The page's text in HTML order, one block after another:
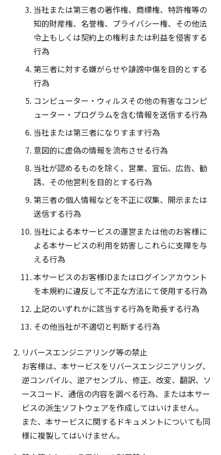
当社または第三者の著作権、商標権、特許権等の
知的財産権、名誉権、プライバシー権、その他法
令上もしくは契約上の権利または利益を侵害する
行為
第三者に対する嫌がらせや誹謗中傷を目的とする
行為
コンピューター・ウィルスその他の有害なコンピ
ューター・プログラムを含む情報を送信する行為
当社または第三者になりすます行為
意図的に虚偽の情報を流布させる行為
当社が認めるものを除く、営業、宣伝、広告、勧
誘、その他営利を目的とする行為
第三者の個人情報などを不正に収集、開示または
送信する行為
当社による本サービスの運営または他のお客様に
よる本サービスの利用を妨害しこれらに支障を与
える行為
本サービスのお客様IDまたはログインアカウント
を本規約に違反して不正な方法にて使用する行為
上記のいずれかに該当する行為を助長する行為
その他当社が不適切と判断する行為
リバースエンジニアリング等の禁止
お客様は、本サービスをリバースエンジニアリング、
逆コンパイル、逆アセンブル、修正、改変、翻訳、ソ
ースコード、通信の内容を調べる行為、または本サー
ビスの派生ソフトウェアを作成してはいけません。
また、本サービスに関するドキュメントについても同
様に複製してはいけません。